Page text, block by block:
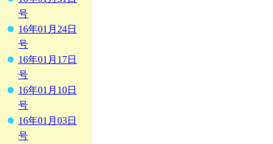
号
16年01月24日
号
16年01月17日
号
16年01月10日
号
16年01月03日
号